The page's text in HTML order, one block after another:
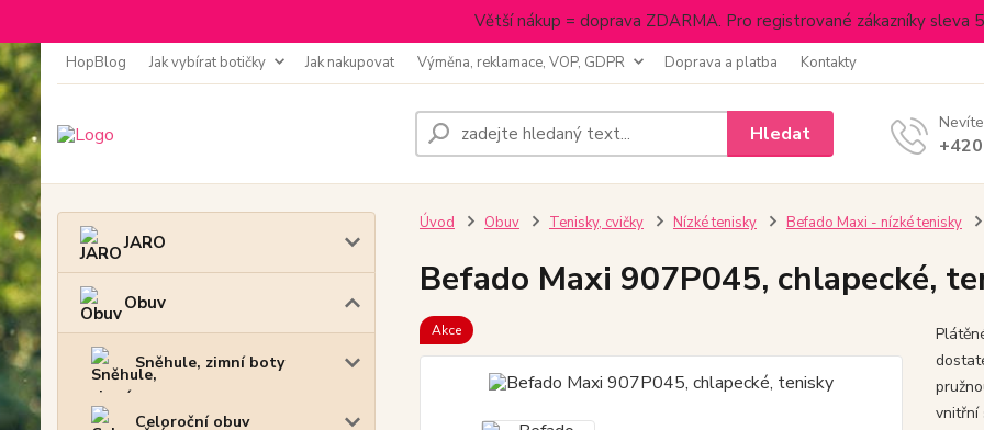
Větší nákup = doprava ZDARMA. Pro registrované zákazníky sleva
HopBlog Jak vybírat botičky Jak nakupovat Výměna, reklamace, VOP, GDPR Doprava a platba Kontakty
Hledat
JARO
Obuv
Sněhule, zimní boty
Celoroční obuv
Úvod Obuv Tenisky, cvičky Nízké tenisky Befado Maxi - nízké tenisky
Befado Maxi 907P045, chlapecké,
Akce
vnitřní